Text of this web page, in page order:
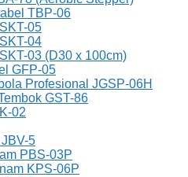
TBP-06
05
04
03 (D30 x 100cm)
GFP-05
Profesional JGSP-06H
GST-86
02
5
PBS-03P
KPS-06P